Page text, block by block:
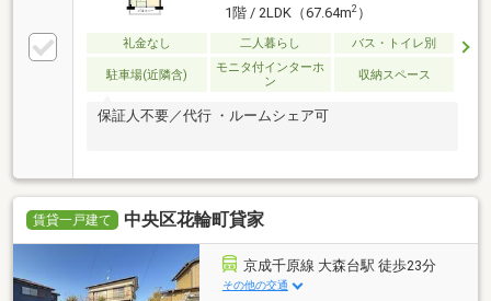
1階 / 2LDK（67.64m2）
礼金なし 二人暮らし バス・トイレ別
駐車場(近隣含)
モニタ付インターホ
ン
収納スペース
保証人不要／代行 ・ルームシェア可
賃貸一戸建て 中央区花輪町貸家
京成千原線 大森台駅 徒歩23分
その他の交通